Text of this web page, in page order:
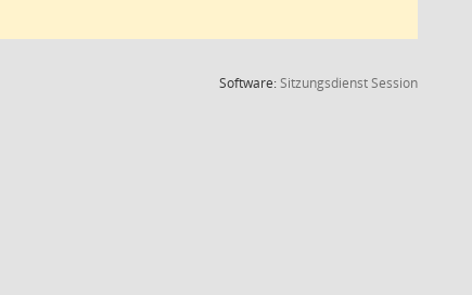
Software:SitzungsdienstSession(Wird in